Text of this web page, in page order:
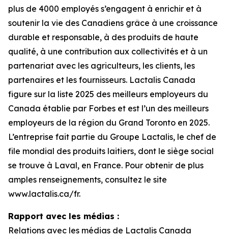
plus de 4000 employés s’engagent à enrichir et à
soutenir la vie des Canadiens grâce à une croissance
durable et responsable, à des produits de haute
qualité, à une contribution aux collectivités et à un
partenariat avec les agriculteurs, les clients, les
partenaires et les fournisseurs. Lactalis Canada
figure sur la liste 2025 des meilleurs employeurs du
Canada établie par Forbes et est l’un des meilleurs
employeurs de la région du Grand Toronto en 2025.
L’entreprise fait partie du Groupe Lactalis, le chef de
file mondial des produits laitiers, dont le siège social
se trouve à Laval, en France. Pour obtenir de plus
amples renseignements, consultez le site
www.lactalis.ca/fr.
Rapport avec les médias :
Relations avec les médias de Lactalis Canada